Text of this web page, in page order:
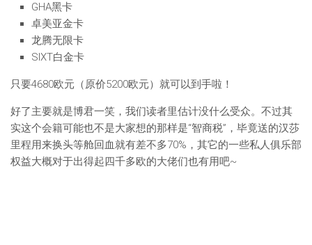
GHA黑卡
卓美亚金卡
龙腾无限卡
SIXT白金卡
只要4680欧元（原价5200欧元）就可以到手啦！
好了主要就是博君一笑，我们读者里估计没什么受众。不过其
实这个会籍可能也不是大家想的那样是“智商税”，毕竟送的汉莎
里程用来换头等舱回血就有差不多70%，其它的一些私人俱乐部
权益大概对于出得起四千多欧的大佬们也有用吧~